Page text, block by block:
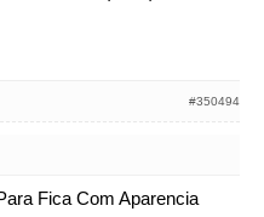
#350494
Fica Com Aparencia